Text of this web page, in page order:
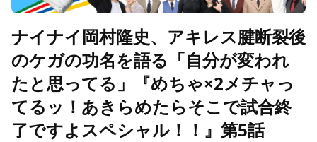
ナイナイ岡村隆史、アキレス腱断裂後
のケガの功名を語る「自分が変われ
たと思ってる」『めちゃ×2メチャっ
てるッ！あきらめたらそこで試合終
了ですよスペシャル！！』第5話